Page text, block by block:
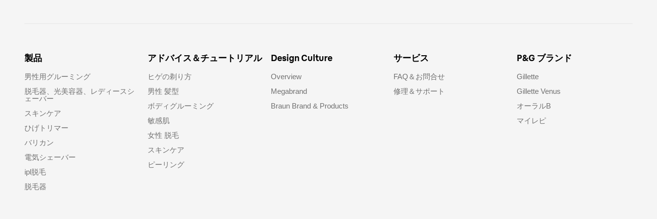
製品
男性用グルーミング
脱毛器、光美容器、レディースシ
ェーバー
スキンケア
ひげトリマー
バリカン
電気シェーバー
ipl脱毛
脱毛器
アドバイス＆チュートリアル
ヒゲの剃り方
男性 髪型
ボディグルーミング
敏感肌
女性 脱毛
スキンケア
ピーリング
Design Culture
Overview
Megabrand
Braun Brand & Products
サービス
FAQ＆お問合せ​
修理＆サポート​
P&G ブランド
Gillette
Gillette Venus
オーラルB
マイレピ